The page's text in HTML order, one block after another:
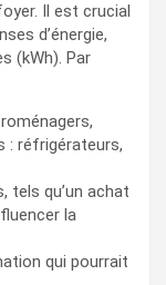
Il est crucial
d’énergie,
(kWh). Par
: réfrigérateurs,
tels qu’un achat
la
qui pourrait